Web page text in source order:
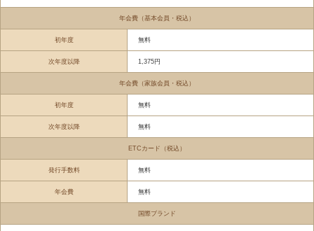
年会費（基本会員・税込）
初年度 無料
次年度以降 1,375円
年会費（家族会員・税込）
初年度 無料
次年度以降 無料
ETCカード（税込）
発行手数料 無料
年会費 無料
国際ブランド